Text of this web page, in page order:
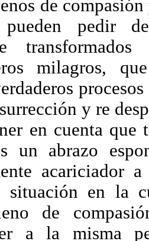
de
pedir
milagros,
y re
en cuenta
un abrazo
acariciador
en la
de
a la misma